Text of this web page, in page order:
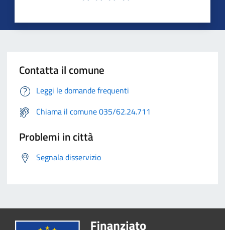
Contatta il comune
Leggi le domande frequenti
Chiama il comune 035/62.24.711
Problemi in città
Segnala disservizio